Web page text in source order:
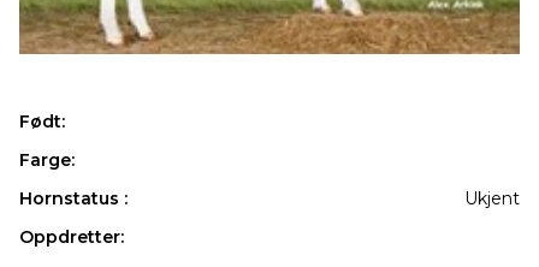
Født:
Farge:
Hornstatus :
Ukjent
Oppdretter: